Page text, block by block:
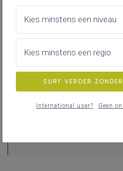
Inspirerend materiaal
Didactische tips,
Professionalisering
Kies minstens een niveau
Kies minstens een regio
SURF VERDER
International user? Geen